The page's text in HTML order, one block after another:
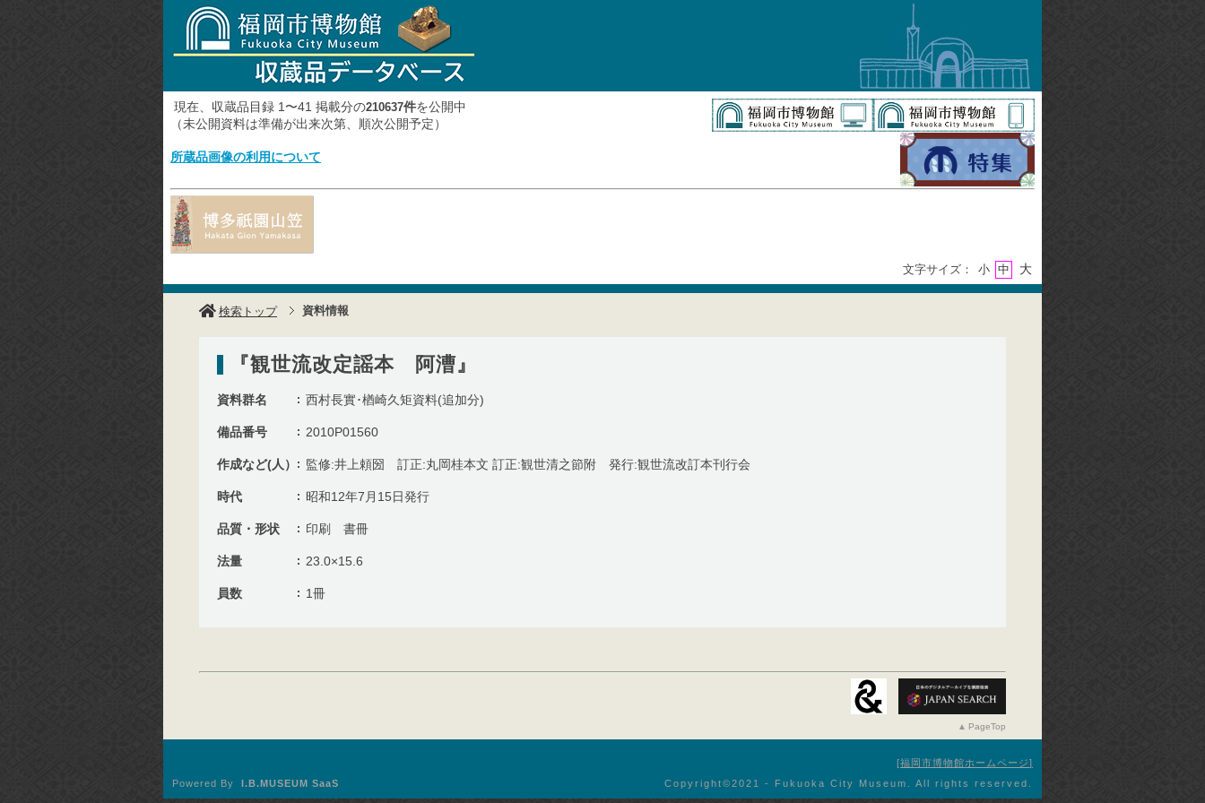
現在、収蔵品目録 1〜41 掲載分の210637件を公開中
（未公開資料は準備が出来次第、順次公開予定）
所蔵品画像の利用について
文字サイズ： 小 中 大
検索トップ 資料情報
『観世流改定謡本 阿漕』
資料群名 西村長實･楢崎久矩資料(追加分)
備品番号 2010P01560
作成など(人） 監修:井上頼圀 訂正:丸岡桂本文 訂正:観世清之節附 発行:観世流改訂本刊行会
時代 昭和12年7月15日発行
品質・形状 印刷 書冊
法量 23.0×15.6
員数 1冊
PageTop
福岡市博物館ホームページ
Copyright©︎2021 - Fukuoka City Museum. All rights reserved.
Powered By I.B.MUSEUM SaaS